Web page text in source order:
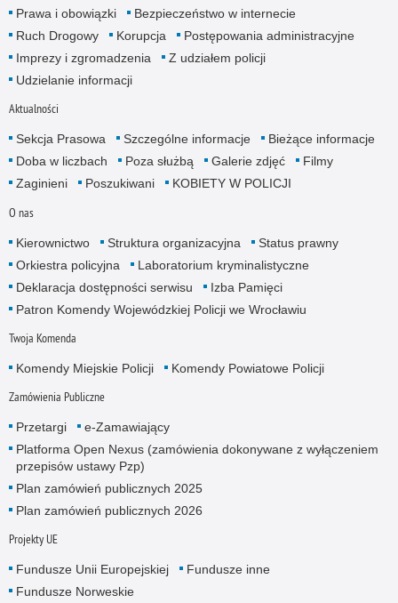
Prawa i obowiązki
Bezpieczeństwo w internecie
Ruch Drogowy
Korupcja
Postępowania administracyjne
Imprezy i zgromadzenia
Z udziałem policji
Udzielanie informacji
Aktualności
Sekcja Prasowa Szczególne informacje
Bieżące informacje
Doba w liczbach
Poza służbą Galerie zdjęć
Filmy
Zaginieni
Poszukiwani KOBIETY W POLICJI
O nas
Kierownictwo Struktura organizacyjna
Status prawny
Orkiestra policyjna
Laboratorium kryminalistyczne
Deklaracja dostępności serwisu
Izba Pamięci
Patron Komendy Wojewódzkiej Policji we Wrocławiu
Twoja Komenda
Komendy Miejskie Policji Komendy Powiatowe Policji
Zamówienia Publiczne
Przetargi
e-Zamawiający
Platforma Open Nexus (zamówienia dokonywane z wyłączeniem
przepisów ustawy Pzp)
Plan zamówień publicznych 2025
Plan zamówień publicznych 2026
Projekty UE
Fundusze Unii Europejskiej
Fundusze inne
Fundusze Norweskie